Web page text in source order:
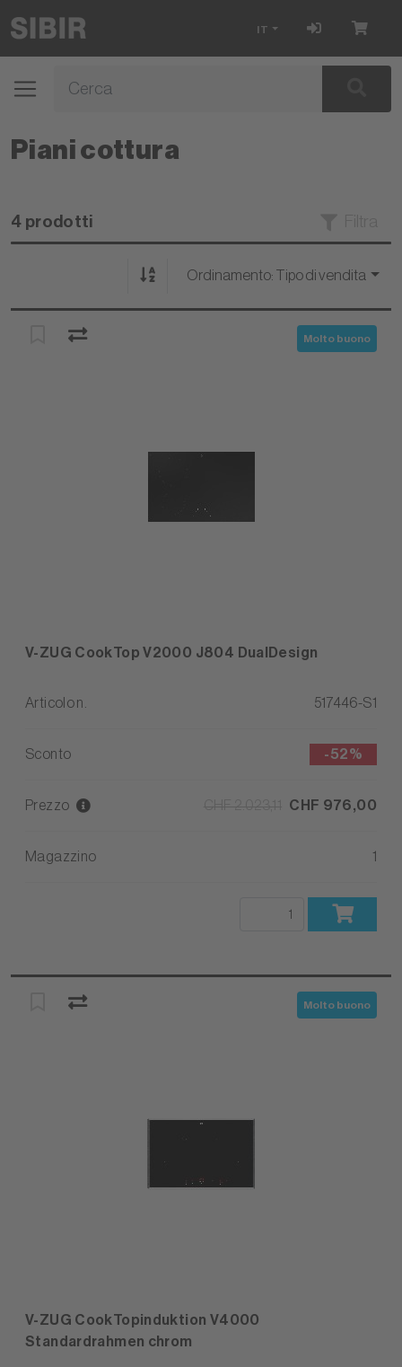
IT
Piani cottura
4 prodotti
Ordinamento: Tipo di vendita
Molto buono
V-ZUG CookTop V2000 J804 DualDesign
Articolo n. 517446-S1
Sconto -52%
Prezzo CHF 976,00
Magazzino 1
Molto buono
V-ZUG CookTopinduktion V4000
Standardrahmen chrom